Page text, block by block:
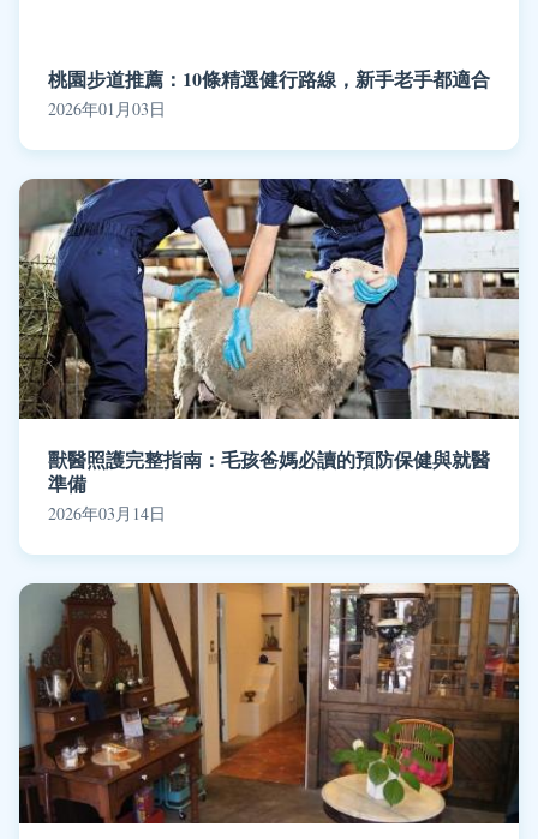
桃園步道推薦：10條精選健行路線，新手老手都適合
2026年01月03日
獸醫照護完整指南：毛孩爸媽必讀的預防保健與就醫
準備
2026年03月14日